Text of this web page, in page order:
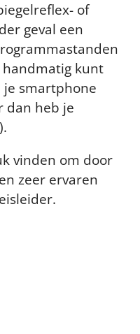
of
geval een
kunt
je smartphone
dan heb je
vinden om door
zeer ervaren